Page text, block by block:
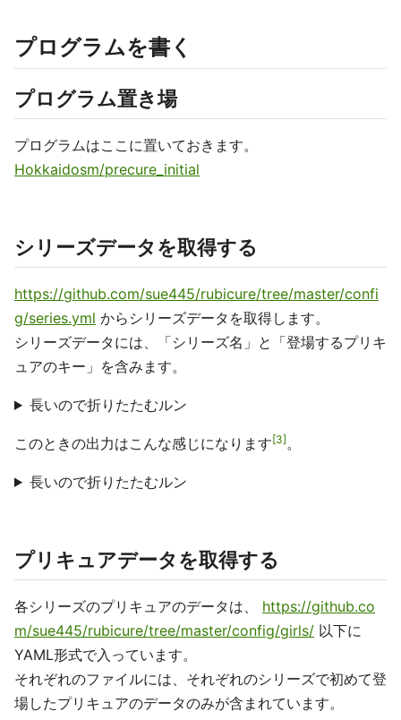
プログラムを書く
プログラム置き場
プログラムはここに置いておきます。
Hokkaidosm/precure_initial
シリーズデータを取得する
https://github.com/sue445/rubicure/tree/master/confi
g/series.yml からシリーズデータを取得します。
シリーズデータには、「シリーズ名」と「登場するプリキ
ュアのキー」を含みます。
長いので折りたたむルン
このときの出力はこんな感じになります 3 。
長いので折りたたむルン
プリキュアデータを取得する
各シリーズのプリキュアのデータは、 https://github.co
m/sue445/rubicure/tree/master/config/girls/ 以下に
YAML形式で入っています。
それぞれのファイルには、それぞれのシリーズで初めて登
場したプリキュアのデータのみが含まれています。